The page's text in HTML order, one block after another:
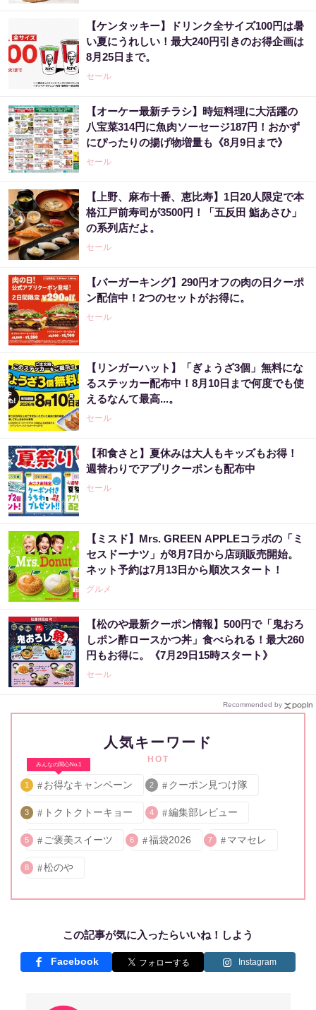
【ケンタッキー】ドリンク全サイズ100円は暑
い夏にうれしい！最大240円引きのお得企画は
8月25日まで。
セール
【オーケー最新チラシ】時短料理に大活躍の
八宝菜314円に魚肉ソーセージ187円！おかず
にぴったりの揚げ物増量も《8月9日まで》
セール
【上野、麻布十番、恵比寿】1日20人限定で本
格江戸前寿司が3500円！「五反田 鮨あさひ」
の系列店だよ。
セール
【バーガーキング】290円オフの肉の日クーポ
ン配信中！2つのセットがお得に。
セール
【リンガーハット】「ぎょうざ3個」無料にな
るステッカー配布中！8月10日まで何度でも使
えるなんて最高...。
セール
【和食さと】夏休みは大人もキッズもお得！
週替わりでアプリクーポンも配布中
セール
【ミスド】Mrs. GREEN APPLEコラボの「ミ
セスドーナツ」が8月7日から店頭販売開始。
ネット予約は7月13日から順次スタート！
グルメ
【松のや最新クーポン情報】500円で「鬼おろ
しポン酢ロースかつ丼」食べられる！最大260
円もお得に。《7月29日15時スタート》
セール
Recommended by
人気キーワード
HOT
みんなの関心No.1
1 お得なキャンペーン 2 クーポン見つけ隊
3 トクトクトーキョー 4 編集部レビュー
5 ご褒美スイーツ 6 福袋2026 7 ママセレ
8 松のや
この記事が気に入ったらいいね！しよう
Facebook Instagram